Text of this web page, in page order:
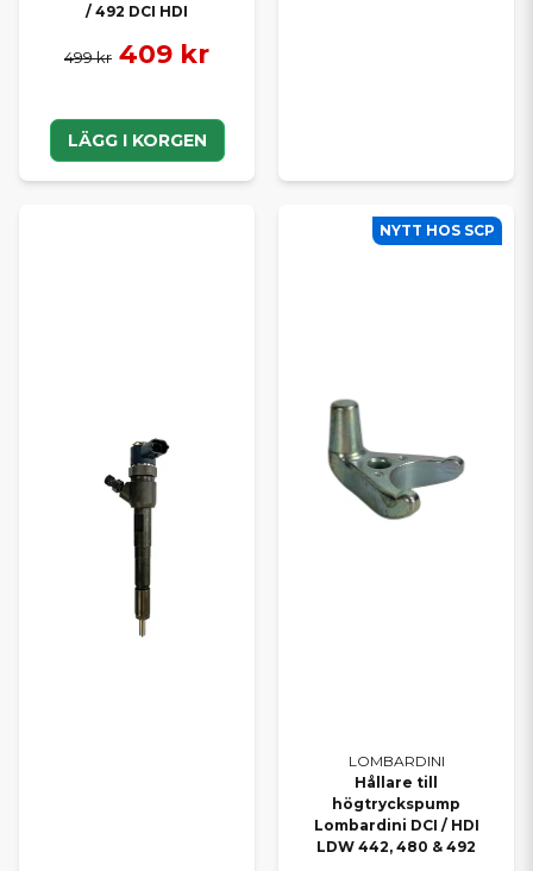
/ 492 DCI HDI
499 kr 409 kr
LÄGG I KORGEN
LOMBARDINI
Hållare till
högtryckspump
Lombardini DCI / HDI
LDW 442, 480 & 492
NYTT HOS SCP